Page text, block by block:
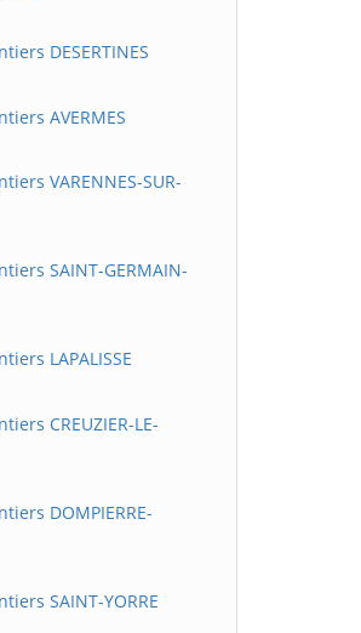
DESERTINES
AVERMES
VARENNES-SUR-
SAINT-GERMAIN-
LAPALISSE
CREUZIER-LE-
DOMPIERRE-
SAINT-YORRE